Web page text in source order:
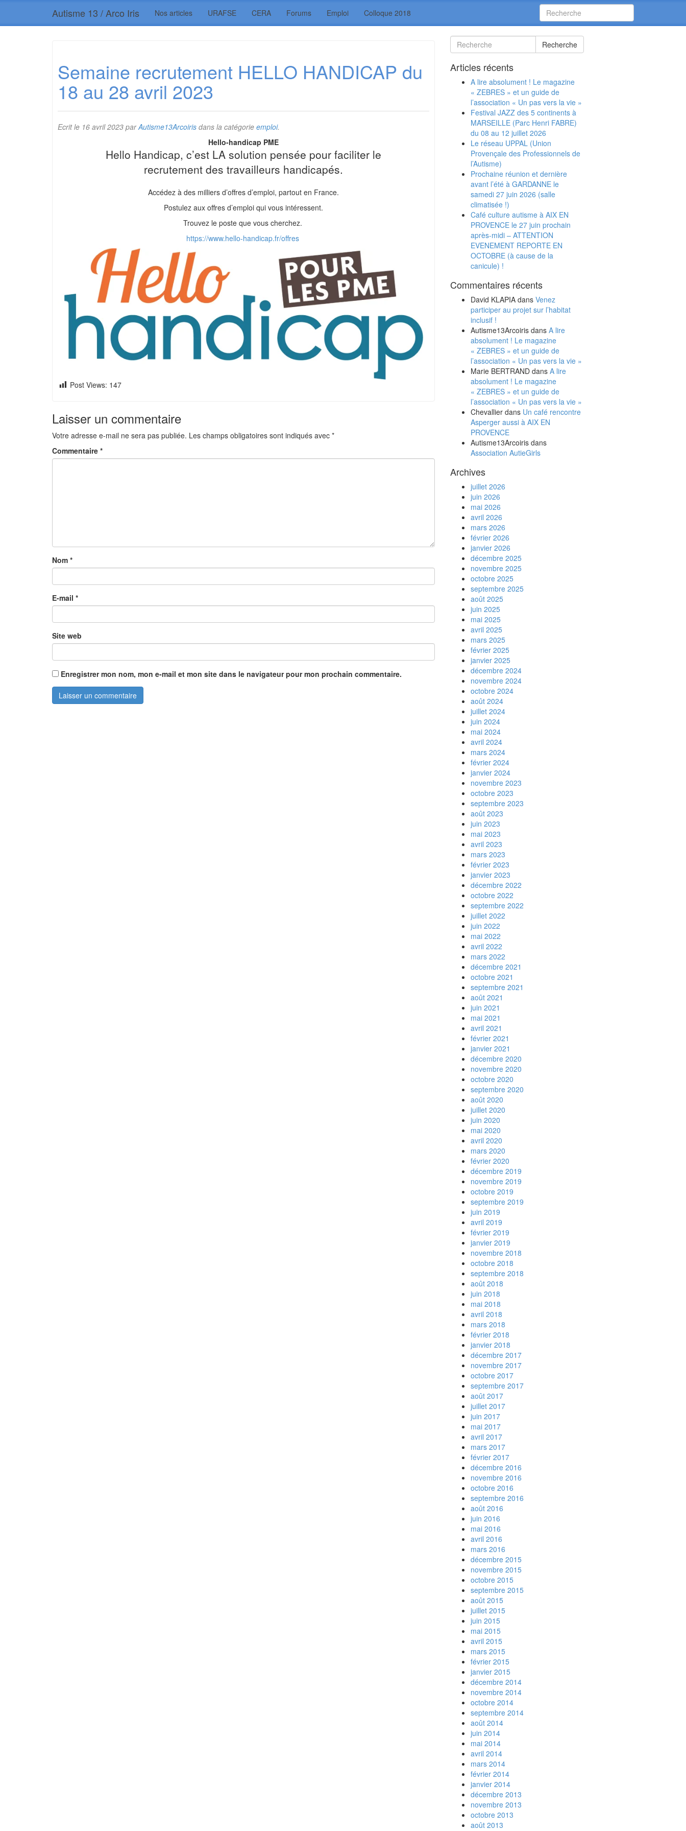
Autisme 13 / Arco Iris Nos articles URAFSE CERA Forums Emploi Colloque 2018
Semaine recrutement HELLO HANDICAP du
18 au 28 avril 2023
Ecrit le 16 avril 2023 parAutisme13Arcoiris dans la catégorie emploi.
Hello-handicap PME
Hello Handicap, c’est LA solution pensée pour faciliter le
recrutement des travailleurs handicapés.
Accédez à des milliers d’offres d’emploi, partout en France.
Postulez aux offres d’emploi qui vous intéressent.
Trouvez le poste que vous cherchez.
https://www.hello-handicap.fr/offres
Post Views: 147
Laisser un commentaire
Votre adresse e-mail ne sera pas publiée. Les champs obligatoires sont indiqués avec *
Commentaire *
Nom *
E-mail *
Site web
Enregistrer mon nom, mon e-mail et mon site dans le navigateur pour mon prochain commentaire.
Recherche
Articles récents
A lire absolument ! Le magazine
« ZEBRES » et un guide de
l’association « Un pas vers la vie »
Festival JAZZ des 5 continents à
MARSEILLE (Parc Henri FABRE)
du 08 au 12 juillet 2026
Le réseau UPPAL (Union
Provençale des Professionnels de
l’Autisme)
Prochaine réunion et dernière
avant l’été à GARDANNE le
samedi 27 juin 2026 (salle
climatisée !)
Café culture autisme à AIX EN
PROVENCE le 27 juin prochain
après-midi – ATTENTION
EVENEMENT REPORTE EN
OCTOBRE (à cause de la
canicule) !
Commentaires récents
David KLAPIA dans Venez
participer au projet sur l’habitat
inclusif !
Autisme13Arcoiris dans A lire
absolument ! Le magazine
« ZEBRES » et un guide de
l’association « Un pas vers la vie »
Marie BERTRAND dans A lire
absolument ! Le magazine
« ZEBRES » et un guide de
l’association « Un pas vers la vie »
Chevallier dans Un café rencontre
Asperger aussi à AIX EN
PROVENCE
Autisme13Arcoiris dans
Association AutieGirls
Archives
juillet 2026
juin 2026
mai 2026
avril 2026
mars 2026
février 2026
janvier 2026
décembre 2025
novembre 2025
octobre 2025
septembre 2025
août 2025
juin 2025
mai 2025
avril 2025
mars 2025
février 2025
janvier 2025
décembre 2024
novembre 2024
octobre 2024
août 2024
juillet 2024
juin 2024
mai 2024
avril 2024
mars 2024
février 2024
janvier 2024
novembre 2023
octobre 2023
septembre 2023
août 2023
juin 2023
mai 2023
avril 2023
mars 2023
février 2023
janvier 2023
décembre 2022
octobre 2022
septembre 2022
juillet 2022
juin 2022
mai 2022
avril 2022
mars 2022
décembre 2021
octobre 2021
septembre 2021
août 2021
juin 2021
mai 2021
avril 2021
février 2021
janvier 2021
décembre 2020
novembre 2020
octobre 2020
septembre 2020
août 2020
juillet 2020
juin 2020
mai 2020
avril 2020
mars 2020
février 2020
décembre 2019
novembre 2019
octobre 2019
septembre 2019
juin 2019
avril 2019
février 2019
janvier 2019
novembre 2018
octobre 2018
septembre 2018
août 2018
juin 2018
mai 2018
avril 2018
mars 2018
février 2018
janvier 2018
décembre 2017
novembre 2017
octobre 2017
septembre 2017
août 2017
juillet 2017
juin 2017
mai 2017
avril 2017
mars 2017
février 2017
décembre 2016
novembre 2016
octobre 2016
septembre 2016
août 2016
juin 2016
mai 2016
avril 2016
mars 2016
décembre 2015
novembre 2015
octobre 2015
septembre 2015
août 2015
juillet 2015
juin 2015
mai 2015
avril 2015
mars 2015
février 2015
janvier 2015
décembre 2014
novembre 2014
octobre 2014
septembre 2014
août 2014
juin 2014
mai 2014
avril 2014
mars 2014
février 2014
janvier 2014
décembre 2013
novembre 2013
octobre 2013
août 2013